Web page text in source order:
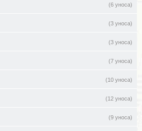
(6 уноса)
(3 уноса)
(3 уноса)
(7 уноса)
(10 уноса)
(12 уноса)
(9 уноса)